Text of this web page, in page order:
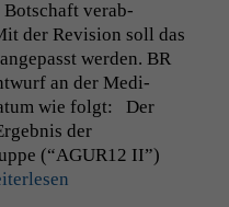
Botschaft ver­ab­
der Revi­sion soll das
wer­den. BR
an der Medi­
wie fol­gt: Der
der
(“AGUR12 II”)
Wir speichern
anonyme Daten ab,
um interne
marketingtechnische
Auswertungen
durchführen zu
können. Diese helfen
uns, unsere Website